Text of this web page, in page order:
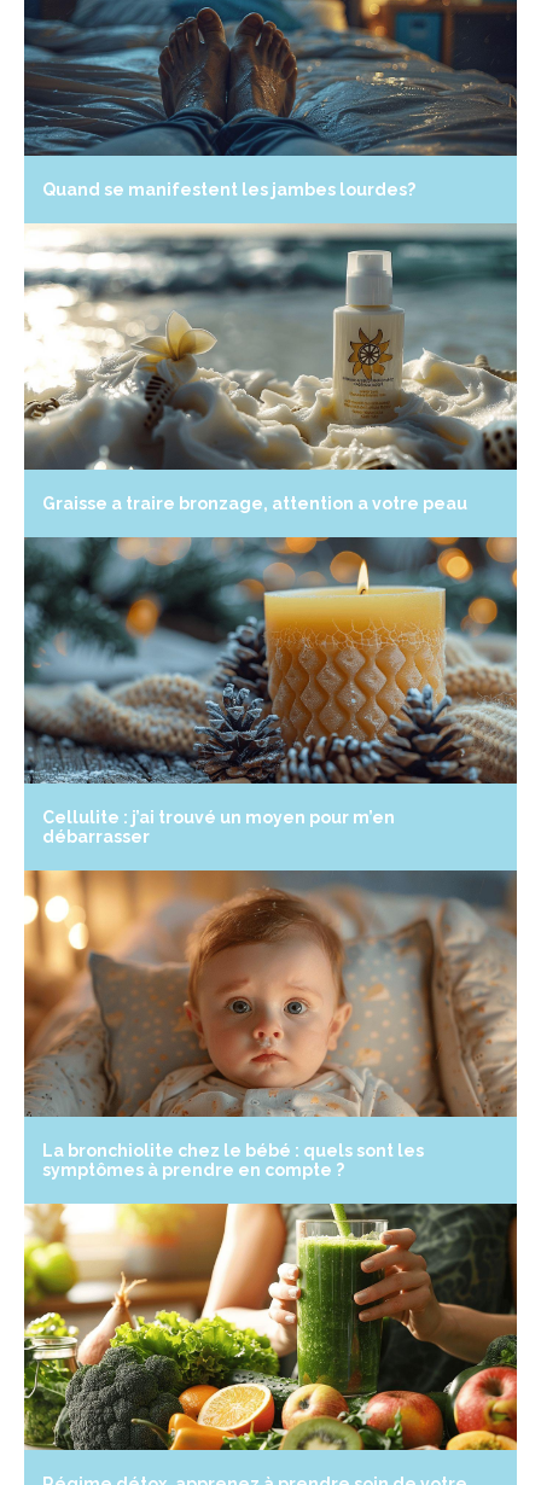
Quand se manifestent les jambes lourdes?
Graisse a traire bronzage, attention a votre peau
Cellulite : j’ai trouvé un moyen pour m’en
débarrasser
La bronchiolite chez le bébé : quels sont les
symptômes à prendre en compte ?